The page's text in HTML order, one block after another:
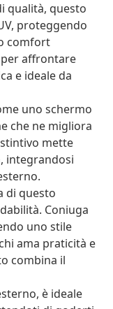
qualità, questo
proteggendo
comfort
affrontare
e ideale da
uno schermo
che ne migliora
mette
integrandosi
di questo
Coniuga
uno stile
ama praticità e
combina il
è ideale